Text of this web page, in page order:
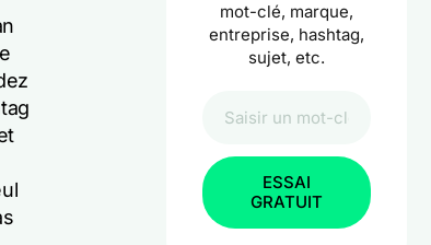
mot-clé, marque,
entreprise, hashtag,
sujet, etc.
ESSAI
GRATUIT